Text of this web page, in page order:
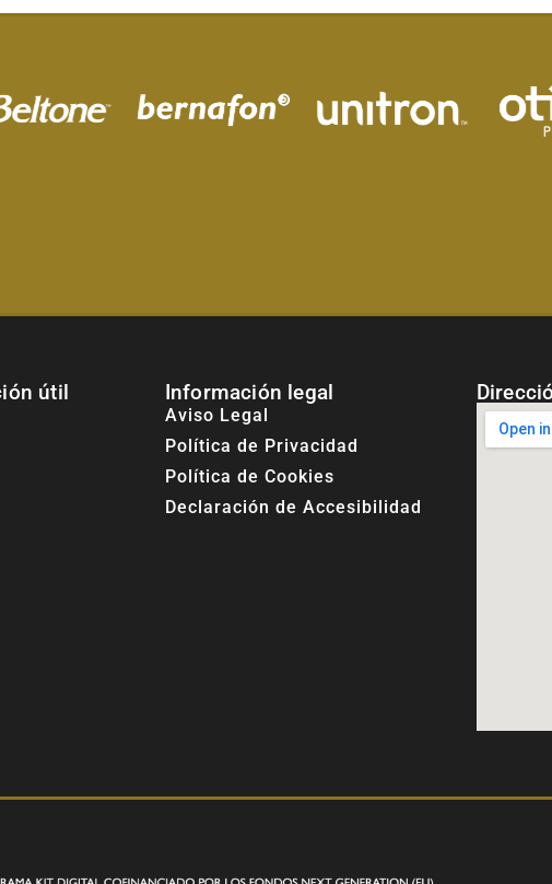
útil Información legal
Aviso Legal
Política de Privacidad
Política de Cookies
Declaración de Accesibilidad